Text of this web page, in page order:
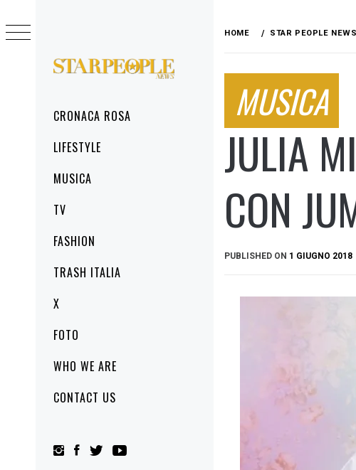
STARPEOPLENEWS
MenuCRONACA ROSA
LIFESTYLE
MUSICA
TV
FASHION
TRASH ITALIA
X
FOTO
WHO WE ARE
CONTACT US
to
content
HOME STAR PEOPLE NEWS
MUSICA
JULIA
CON
PUBLISHED ON 1 GIUGNO 2018